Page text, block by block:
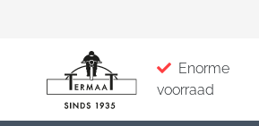
Enorme
voorraad